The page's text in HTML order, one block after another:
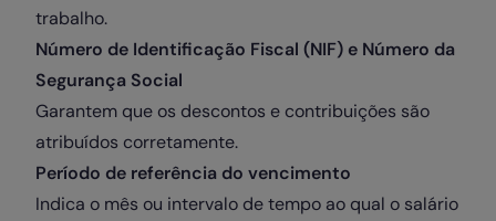
trabalho.
Número de Identificação Fiscal (NIF) e Número da
Segurança Social
Garantem que os descontos e contribuições são
atribuídos corretamente.
Período de referência do vencimento
Indica o mês ou intervalo de tempo ao qual o salário